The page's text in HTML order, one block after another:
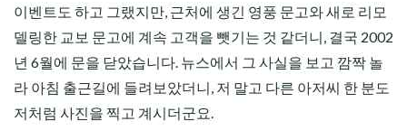
이벤트도 하고 그랬지만, 근처에 생긴 영풍 문고와 새로 리모
델링한 교보 문고에 계속 고객을 뺏기는 것 같더니, 결국 2002
년 6월에 문을 닫았습니다. 뉴스에서 그 사실을 보고 깜짝 놀
라 아침 출근길에 들려보았더니, 저 말고 다른 아저씨 한 분도
저처럼 사진을 찍고 계시더군요.